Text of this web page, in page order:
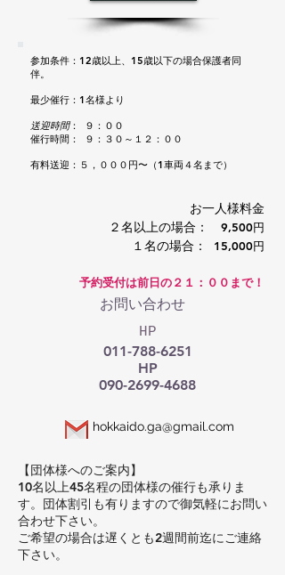
参加条件：12歳以上、15歳以下の場合保護者同
伴。
最少催行：1名様より
送迎時間： ９：００
催行時間： ９：３０～１２：００
​有料送迎：５，０００円〜（1車両４名まで）
お一人様料金
２名以上の場合： 9,500円
１名の場合： 15,000円
予約受付は前日の２１：００まで！
お問い合わせ
HP
011-788-6251
HP
090-2699-4688
hokkaido.ga@gmail.com
【団体様へのご案内】
10名以上45名程の団体様の催行も承りま
す。団体割引も有りますので御気軽にお問い
合わせ下さい。
ご希望の場合は遅くとも2週間前迄にご連絡
下さい。